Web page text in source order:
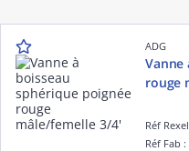
ADG
Vanne
rouge
Réf
Réf Fab :